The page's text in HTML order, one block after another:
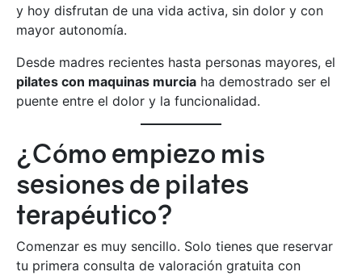
y hoy disfrutan de una vida activa, sin dolor y con
mayor autonomía.
Desde madres recientes hasta personas mayores, el
pilates con maquinas murcia ha demostrado ser el
puente entre el dolor y la funcionalidad.
¿Cómo empiezo mis
sesiones de pilates
terapéutico?
Comenzar es muy sencillo. Solo tienes que reservar
tu primera consulta de valoración gratuita con